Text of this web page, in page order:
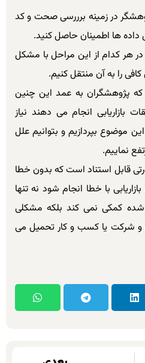
در زمینه برررسی صحت و کد
داده ها اطمینان حاصل کنید.
هر کدام از این مراحل با مشکل
را به آن منتقل کنیم.
پژوهشگران به عمد این چنین
بازاریابی انجام می دهند نیاز
موضوع بپردازیم و بتوانیم علل
نماییم.
قابل استناد است که بدون خطا
با خطا انجام شود نه تنها
کمکی نمی کند بلکه مشکلی
و شرکت یا کسب و کار تحمیل می